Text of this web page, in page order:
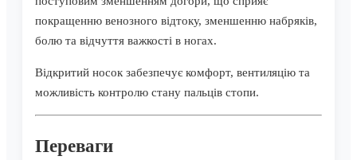
покращенню венозного відтоку, зменшенню набряків,
болю та відчуття важкості в ногах.
Відкритий носок забезпечує комфорт, вентиляцію та
можливість контролю стану пальців стопи.
Переваги